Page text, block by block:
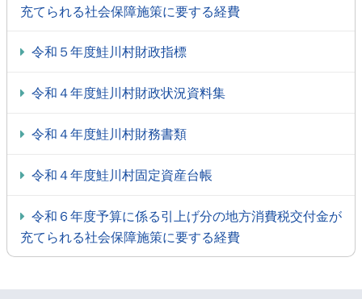
充てられる社会保障施策に要する経費
令和５年度鮭川村財政指標
令和４年度鮭川村財政状況資料集
令和４年度鮭川村財務書類
令和４年度鮭川村固定資産台帳
令和６年度予算に係る引上げ分の地方消費税交付金が
充てられる社会保障施策に要する経費